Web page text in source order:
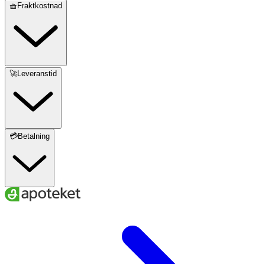
🧺Fraktkostnad
🚀Leveranstid
💳Betalning